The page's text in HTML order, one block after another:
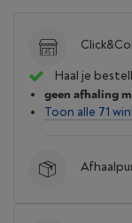
Haal je
geen afhaling
Toon alle 71